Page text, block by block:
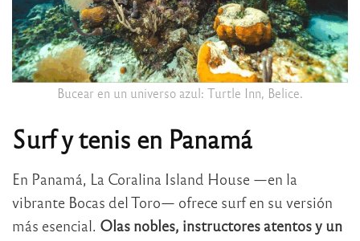
Bucear en un universo azul: Turtle Inn, Belice.
Surf y tenis en Panamá
En Panamá, La Coralina Island House —en la
vibrante Bocas del Toro— ofrece surf en su versión
más esencial. Olas nobles, instructores atentos y un